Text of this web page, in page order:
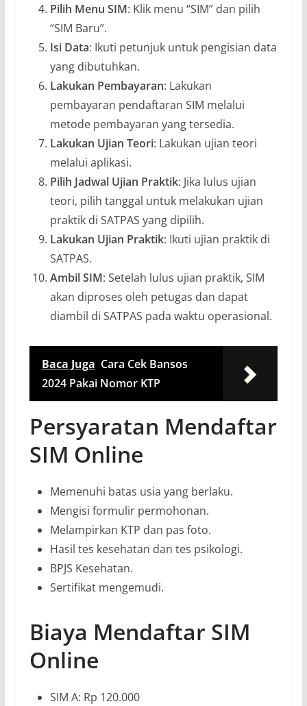
Pilih Menu SIM: Klik menu “SIM” dan pilih
“SIM Baru”.
Isi Data: Ikuti petunjuk untuk pengisian data
yang dibutuhkan.
Lakukan Pembayaran: Lakukan
pembayaran pendaftaran SIM melalui
metode pembayaran yang tersedia.
Lakukan Ujian Teori: Lakukan ujian teori
melalui aplikasi.
Pilih Jadwal Ujian Praktik: Jika lulus ujian
teori, pilih tanggal untuk melakukan ujian
praktik di SATPAS yang dipilih.
Lakukan Ujian Praktik: Ikuti ujian praktik di
SATPAS.
Ambil SIM: Setelah lulus ujian praktik, SIM
akan diproses oleh petugas dan dapat
diambil di SATPAS pada waktu operasional.
Baca Juga Cara Cek Bansos
2024 Pakai Nomor KTP
Persyaratan Mendaftar
SIM Online
Memenuhi batas usia yang berlaku.
Mengisi formulir permohonan.
Melampirkan KTP dan pas foto.
Hasil tes kesehatan dan tes psikologi.
BPJS Kesehatan.
Sertifikat mengemudi.
Biaya Mendaftar SIM
Online
SIM A: Rp 120.000